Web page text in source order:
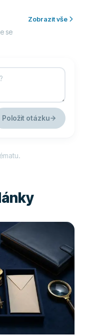
se
Zobrazit vše
Položit otázku